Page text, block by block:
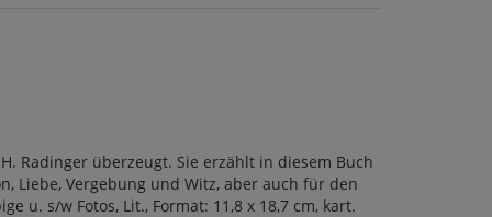
Radinger überzeugt. Sie erzählt in diesem Buch
Liebe, Vergebung und Witz, aber auch für den
u. s/w Fotos, Lit., Format: 11,8 x 18,7 cm, kart.